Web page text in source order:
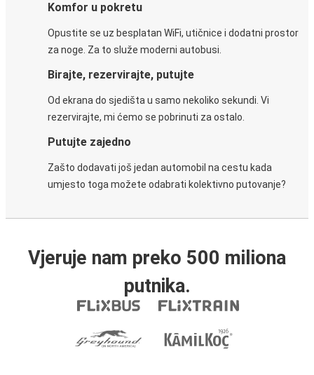
Komfor u pokretu
Opustite se uz besplatan WiFi, utičnice i dodatni prostor
za noge. Za to služe moderni autobusi.
Birajte, rezervirajte, putujte
Od ekrana do sjedišta u samo nekoliko sekundi. Vi
rezervirajte, mi ćemo se pobrinuti za ostalo.
Putujte zajedno
Zašto dodavati još jedan automobil na cestu kada
umjesto toga možete odabrati kolektivno putovanje?
Vjeruje nam preko 500 miliona
putnika.